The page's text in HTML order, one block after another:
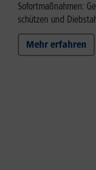
Sofortmaßnahmen:
schützen und
Mehr erfahren